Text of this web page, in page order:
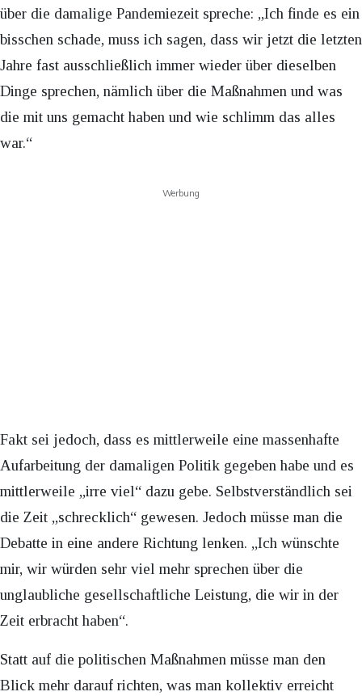
über die damalige Pandemiezeit spreche: „Ich finde es ein
bisschen schade, muss ich sagen, dass wir jetzt die letzten
Jahre fast ausschließlich immer wieder über dieselben
Dinge sprechen, nämlich über die Maßnahmen und was
die mit uns gemacht haben und wie schlimm das alles
war.“
Werbung
Fakt sei jedoch, dass es mittlerweile eine massenhafte
Aufarbeitung der damaligen Politik gegeben habe und es
mittlerweile „irre viel“ dazu gebe. Selbstverständlich sei
die Zeit „schrecklich“ gewesen. Jedoch müsse man die
Debatte in eine andere Richtung lenken. „Ich wünschte
mir, wir würden sehr viel mehr sprechen über die
unglaubliche gesellschaftliche Leistung, die wir in der
Zeit erbracht haben“.
Statt auf die politischen Maßnahmen müsse man den
Blick mehr darauf richten, was man kollektiv erreicht